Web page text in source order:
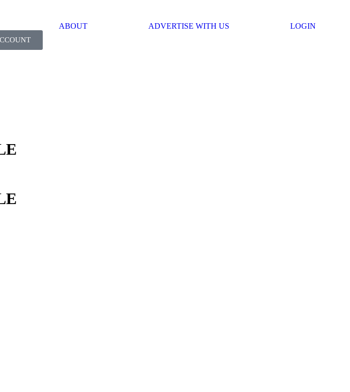
ABOUT ADVERTISE WITH US LOGIN